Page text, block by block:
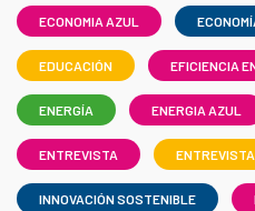
ECONOMIA AZUL
EDUCACIÓN EFICIENCIA
ENERGÍA ENERGIA AZUL
ENTREVISTA
INNOVACIÓN SOSTENIBLE